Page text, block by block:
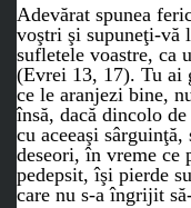
Adevărat spunea
voştri şi supuneţi-vă
sufletele voastre, ca
(Evrei 13, 17). Tu ai
ce le aranjezi bine,
însă, dacă dincolo
cu aceeaşi
deseori, în vreme ce
pedepsit, îşi pierde
care nu s-a îngrijit